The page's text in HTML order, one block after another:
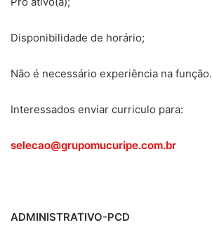
Disponibilidade de horário;
Não é necessário experiência na função.
Interessados enviar curriculo para:
selecao@grupomucuripe.com.br
ADMINISTRATIVO-PCD